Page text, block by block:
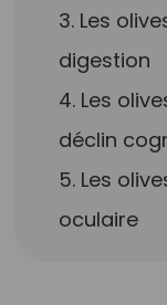
3. Les
digestion
4. Les
déclin
5. Les
oculaire